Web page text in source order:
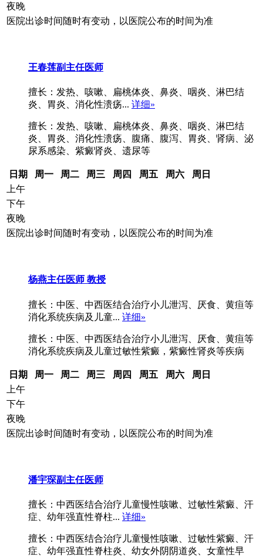
夜晚
医院出诊时间随时有变动，以医院公布的时间为准
王春莲副主任医师
擅长：发热、咳嗽、扁桃体炎、鼻炎、咽炎、淋巴结
炎、胃炎、消化性溃疡... 详细»
擅长：发热、咳嗽、扁桃体炎、鼻炎、咽炎、淋巴结
炎、胃炎、消化性溃疡、腹痛、腹泻、胃炎、肾病、泌
尿系感染、紫癜肾炎、遗尿等
日期 周一 周二 周三 周四 周五 周六
周日
上午
下午
夜晚
医院出诊时间随时有变动，以医院公布的时间为准
杨燕主任医师 教授
擅长：中医、中西医结合治疗小儿泄泻、厌食、黄疸等
消化系统疾病及儿童... 详细»
擅长：中医、中西医结合治疗小儿泄泻、厌食、黄疸等
消化系统疾病及儿童过敏性紫癜，紫癜性肾炎等疾病
日期 周一 周二 周三 周四 周五 周六
周日
上午
下午
夜晚
医院出诊时间随时有变动，以医院公布的时间为准
潘宇琛副主任医师
擅长：中西医结合治疗儿童慢性咳嗽、过敏性紫癜、汗
症、幼年强直性脊柱... 详细»
擅长：中西医结合治疗儿童慢性咳嗽、过敏性紫癜、汗
症、幼年强直性脊柱炎、幼女外阴阴道炎、女童性早